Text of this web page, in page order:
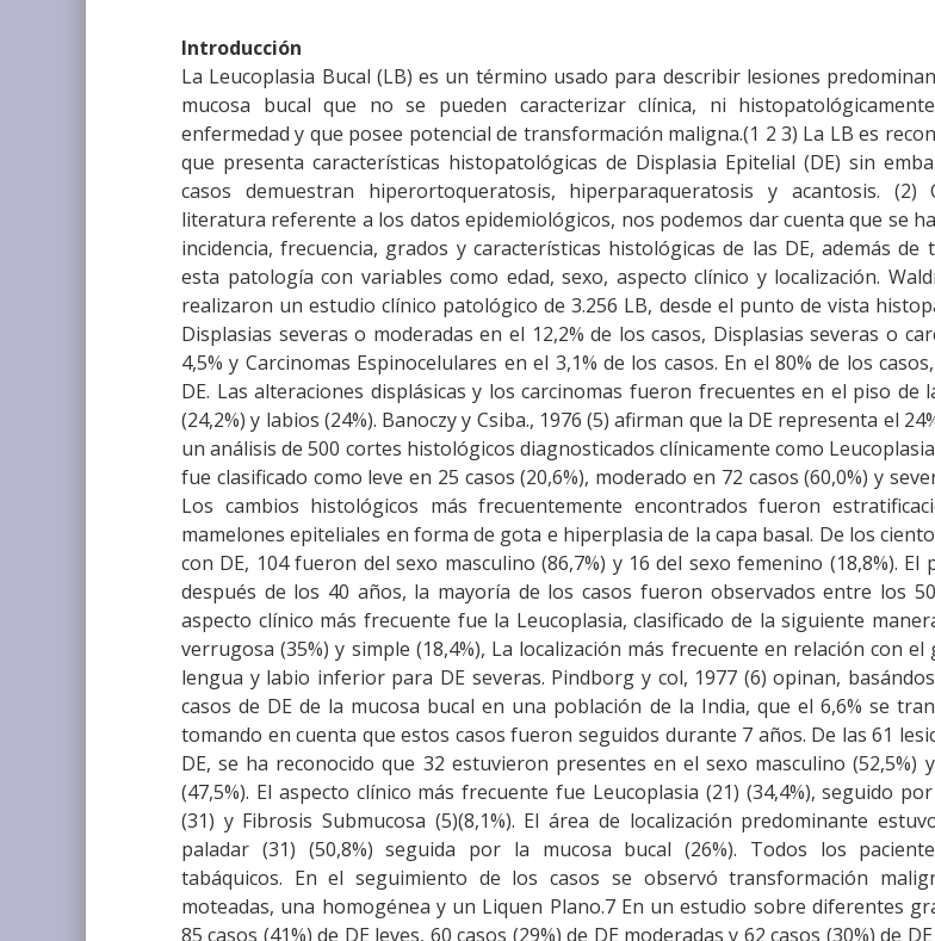
Introducción
La Leucoplasia Bucal (LB) es un término usado para describir lesiones
mucosa bucal que no se pueden caracterizar clínica, ni
enfermedad y que posee potencial de transformación maligna.(1 2 3) La LB es
que presenta características histopatológicas de Displasia Epitelial (DE) sin
casos demuestran hiperortoqueratosis, hiperparaqueratosis y acantosis. (2)
literatura referente a los datos epidemiológicos, nos podemos dar cuenta que se
incidencia, frecuencia, grados y características histológicas de las DE, además
esta patología con variables como edad, sexo, aspecto clínico y localización.
realizaron un estudio clínico patológico de 3.256 LB, desde el punto de vista
Displasias severas o moderadas en el 12,2% de los casos, Displasias severas o
4,5% y Carcinomas Espinocelulares en el 3,1% de los casos. En el 80% de los
DE. Las alteraciones displásicas y los carcinomas fueron frecuentes en el piso de
(24,2%) y labios (24%). Banoczy y Csiba., 1976 (5) afirman que la DE representa el
un análisis de 500 cortes histológicos diagnosticados clínicamente como
fue clasificado como leve en 25 casos (20,6%), moderado en 72 casos (60,0%) y
Los cambios histológicos más frecuentemente encontrados fueron
mamelones epiteliales en forma de gota e hiperplasia de la capa basal. De los
con DE, 104 fueron del sexo masculino (86,7%) y 16 del sexo femenino (18,8%). El
después de los 40 años, la mayoría de los casos fueron observados entre los
aspecto clínico más frecuente fue la Leucoplasia, clasificado de la siguiente
verrugosa (35%) y simple (18,4%), La localización más frecuente en relación con
lengua y labio inferior para DE severas. Pindborg y col, 1977 (6) opinan,
casos de DE de la mucosa bucal en una población de la India, que el 6,6% se
tomando en cuenta que estos casos fueron seguidos durante 7 años. De las 61
DE, se ha reconocido que 32 estuvieron presentes en el sexo masculino (52,5%)
(47,5%). El aspecto clínico más frecuente fue Leucoplasia (21) (34,4%), seguido
(31) y Fibrosis Submucosa (5)(8,1%). El área de localización predominante
paladar (31) (50,8%) seguida por la mucosa bucal (26%). Todos los
tabáquicos. En el seguimiento de los casos se observó transformación
moteadas, una homogénea y un Liquen Plano.7 En un estudio sobre diferentes
85 casos (41%) de DE leves, 60 casos (29%) de DE moderadas y 62 casos (30%) de